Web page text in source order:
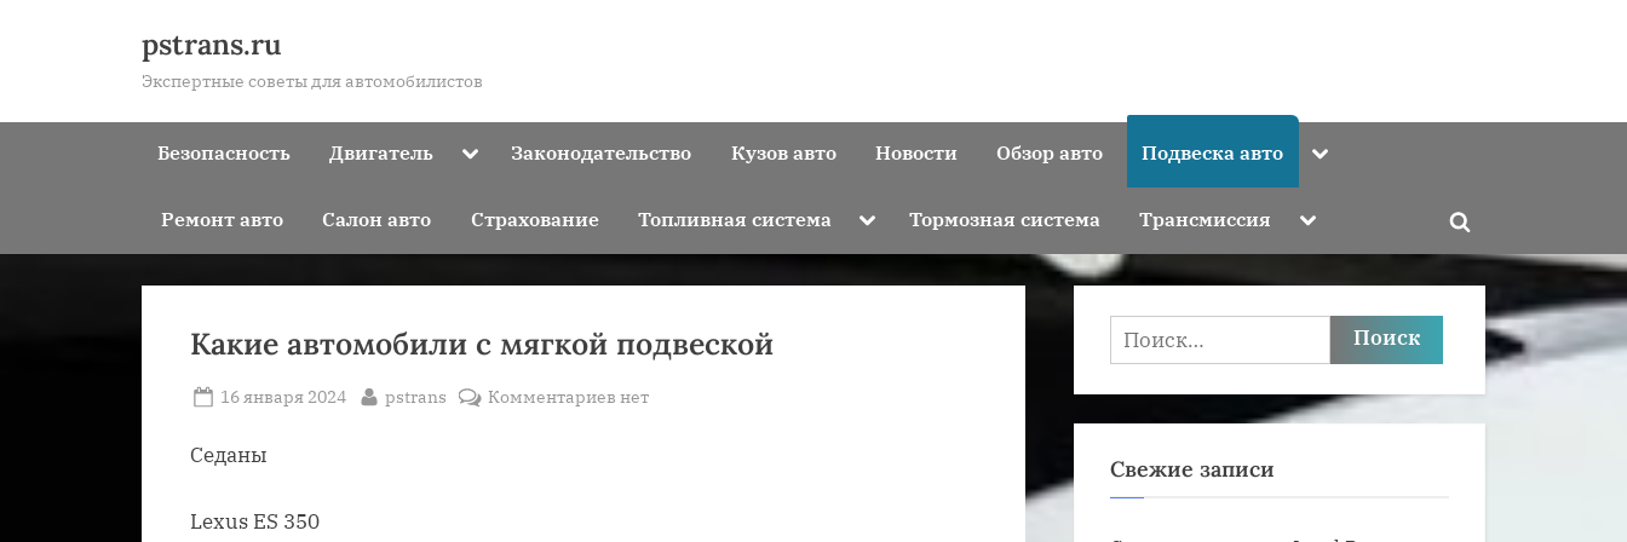
pstrans.ru
Экспертные советы для автомобилистов
Безопасность Двигатель ToggleЗаконодательство Кузов авто Новости Обзор авто Подвеска авто Toggle
Ремонт авто Салон авто Страхование Топливная система Toggle
menu
Тормозная система Трансмиссия Toggle
menu
Toggle
search
Какие автомобили с мягкой подвеской
Posted
16 января 2024 By
pstrans Комментариев к
нет
Седаны
Lexus ES 350
Найти:
Свежие записи